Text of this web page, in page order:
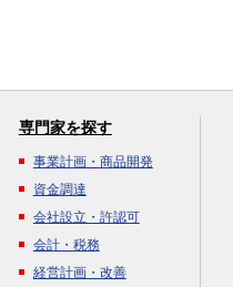
専門家を探す
事業計画・商品開発
資金調達
会社設立・許認可
会計・税務
経営計画・改善